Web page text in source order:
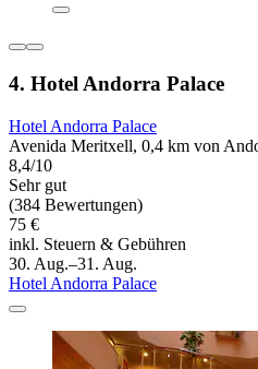
4. Hotel Andorra Palace
Hotel Andorra Palace
Avenida Meritxell, 0,4 km von
8,4/10
Sehr gut
(384 Bewertungen)
75 €
inkl. Steuern & Gebühren
30. Aug.–31. Aug.
Hotel Andorra Palace